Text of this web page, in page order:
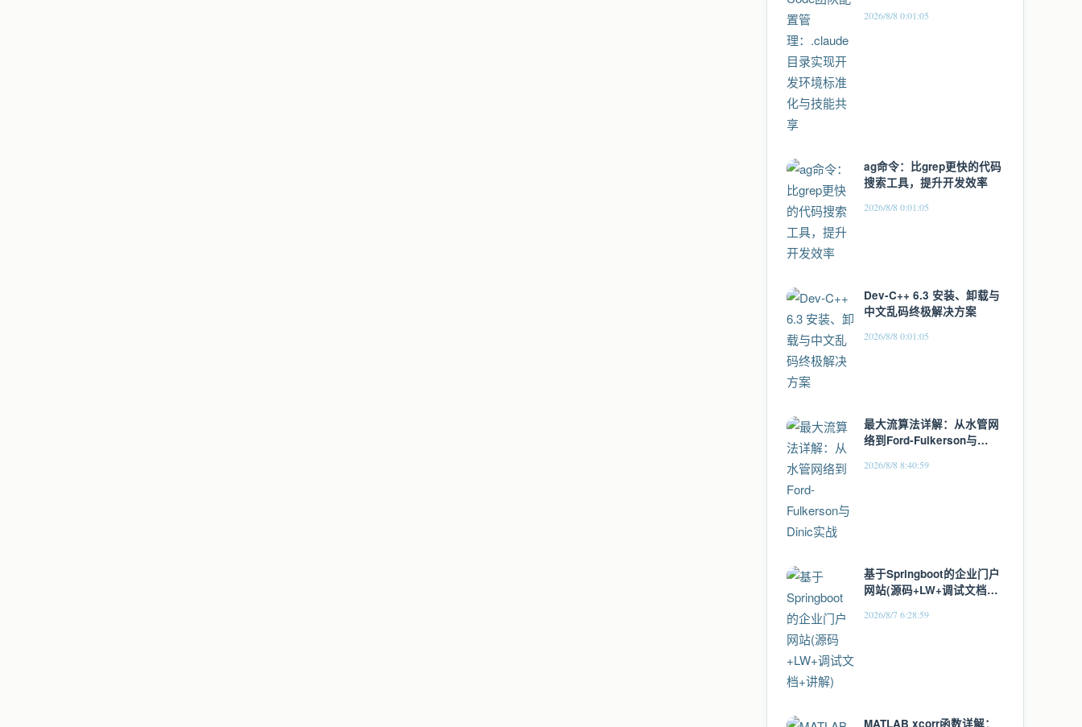
2026/8/8 0:01:05
ag命令：比grep更快的代码
搜索工具，提升开发效率
2026/8/8 0:01:05
Dev-C++ 6.3 安装、卸载与
中文乱码终极解决方案
2026/8/8 0:01:05
最大流算法详解：从水管网
络到Ford-Fulkerson与
2026/8/8 8:40:59
基于Springboot的企业门户
网站(源码+LW+调试文档
2026/8/7 6:28:59
MATLAB xcorr函数详解：